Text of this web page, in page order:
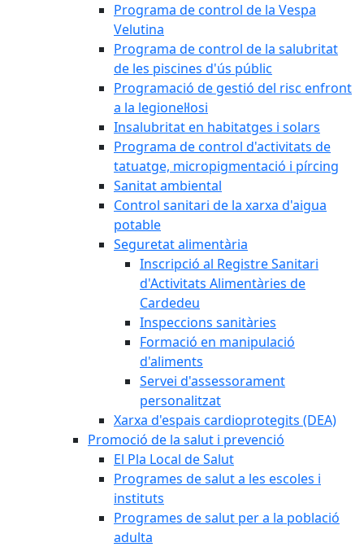
Programa de control de la Vespa
Velutina
Programa de control de la salubritat
de les piscines d'ús públic
Programació de gestió del risc enfront
a la legionel·losi
Insalubritat en habitatges i solars
Programa de control d'activitats de
tatuatge, micropigmentació i pírcing
Sanitat ambiental
Control sanitari de la xarxa d'aigua
potable
Seguretat alimentària
Inscripció al Registre Sanitari
d'Activitats Alimentàries de
Cardedeu
Inspeccions sanitàries
Formació en manipulació
d'aliments
Servei d'assessorament
personalitzat
Xarxa d'espais cardioprotegits (DEA)
Promoció de la salut i prevenció
El Pla Local de Salut
Programes de salut a les escoles i
instituts
Programes de salut per a la població
adulta